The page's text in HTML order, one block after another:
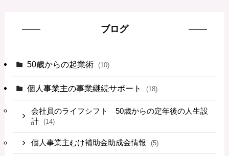
ブログ
50歳からの起業術 (10)
個人事業主の事業継続サポート (18)
会社員のライフシフト 50歳からの定年後の人生設
計
(14)
個人事業主むけ補助金助成金情報 (5)